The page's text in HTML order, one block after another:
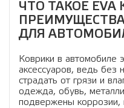
ЧТО ТАКОЕ EVA
ДЛЯ
Коврики в автомобиле
аксессуаров, ведь без
страдать от грязи и
одежда, обувь,
подвержены коррозии,
Телефон:+7
(495)
Электронная
почта:
info@avtopilot1.ru